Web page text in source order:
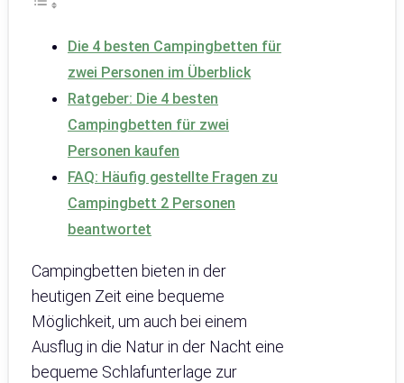
Die 4 besten Campingbetten für
zwei Personen im Überblick
Ratgeber: Die 4 besten
Campingbetten für zwei
Personen kaufen
FAQ: Häufig gestellte Fragen zu
Campingbett 2 Personen
beantwortet
Campingbetten bieten in der
heutigen Zeit eine bequeme
Möglichkeit, um auch bei einem
Ausflug in die Natur in der Nacht eine
bequeme Schlafunterlage zur